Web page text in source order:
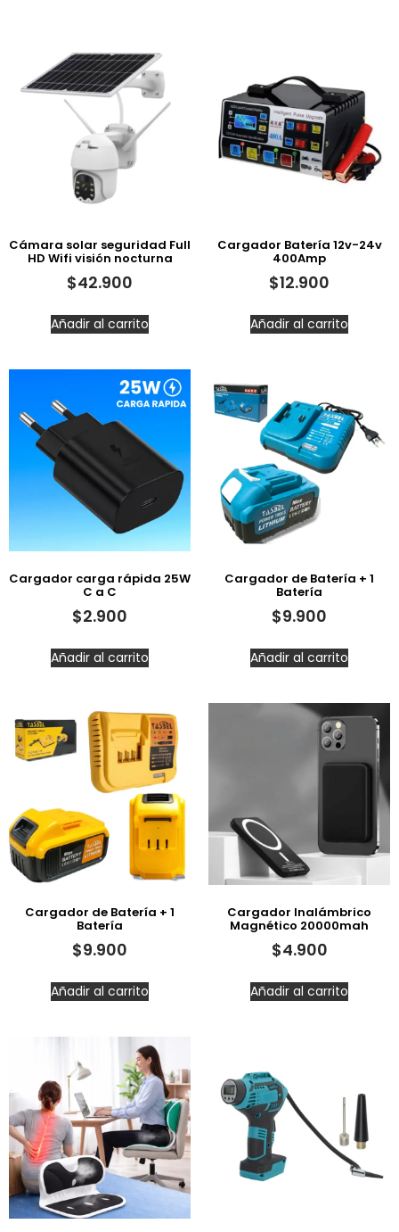
Cámara solar seguridad Full
HD Wifi visión nocturna
$42.900
Añadir al carrito
Cargador Batería 12v-24v
400Amp
$12.900
Añadir al carrito
Cargador carga rápida 25W
C a C
$2.900
Añadir al carrito
Cargador de Batería + 1
Batería
$9.900
Añadir al carrito
Cargador de Batería + 1
Batería
$9.900
Añadir al carrito
Cargador Inalámbrico
Magnético 20000mah
$4.900
Añadir al carrito